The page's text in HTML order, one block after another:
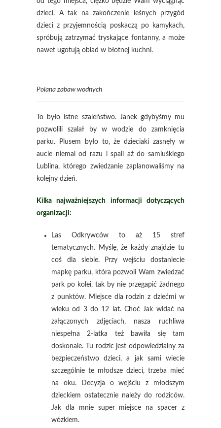
dzieci. A tak na zakończenie leśnych przygód
dzieci z przyjemnością poskaczą po kamykach,
spróbują zatrzymać tryskające fontanny, a może
nawet ugotują obiad w błotnej kuchni.
Polana zabaw wodnych
To było istne szaleństwo. Janek gdybyśmy mu
pozwolili szalał by w wodzie do zamknięcia
parku. Plusem było to, że dzieciaki zasnęły w
aucie niemal od razu i spali aż do samiuśkiego
Lublina, którego zwiedzanie zaplanowaliśmy na
kolejny dzień.
Kilka najważniejszych informacji dotyczących
organizacji:
Las Odkrywców to aż 15 stref
tematycznych. Myślę, że każdy znajdzie tu
coś dla siebie. Przy wejściu dostaniecie
mapkę parku, która pozwoli Wam zwiedzać
park po kolei, tak by nie przegapić żadnego
z punktów. Miejsce dla rodzin z dziećmi w
wieku od 3 do 12 lat. Choć Jak widać na
załączonych zdjęciach, nasza ruchliwa
niespełna 2-latka też bawiła się tam
doskonale. Tu rodzic jest odpowiedzialny za
bezpieczeństwo dzieci, a jak sami wiecie
szczególnie te młodsze dzieci, trzeba mieć
na oku. Decyzja o wejściu z młodszym
dzieckiem ostatecznie należy do rodziców.
Jak dla mnie super miejsce na spacer z
wózkiem.